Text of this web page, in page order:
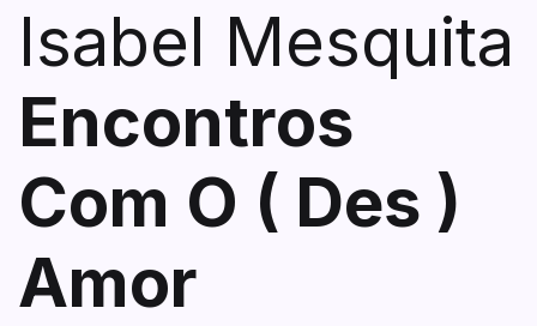
Isabel Mesquita
Encontros
Com O ( Des )
Amor